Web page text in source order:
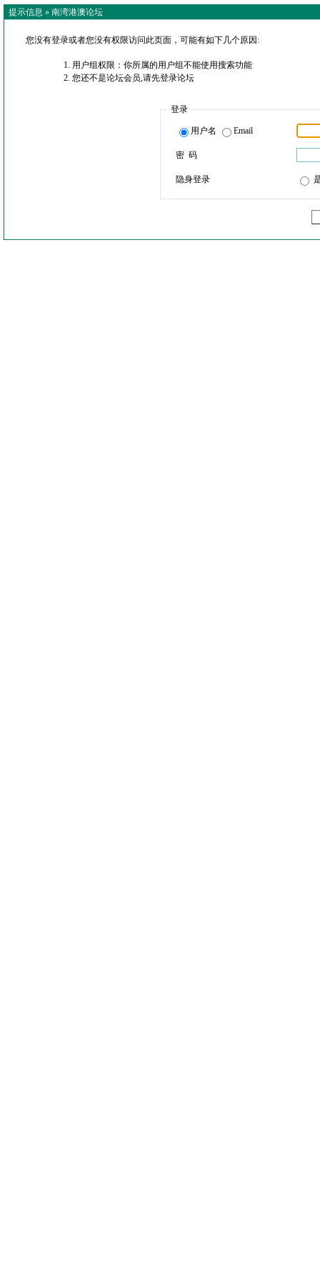
提示信息 » 南湾港澳论坛
您没有登录或者您没有权限访问此页面，可能有如下几个原因:
用户组权限：你所属的用户组不能使用搜索功能
您还不是论坛会员,请先登录论坛
登录
用户名 Email
密 码
隐身登录